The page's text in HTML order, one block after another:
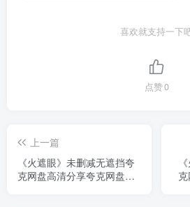
喜欢就支持一下
点赞0
上一篇
《火遮眼》未删减无遮挡夸
克网盘高清分享夸克网盘链